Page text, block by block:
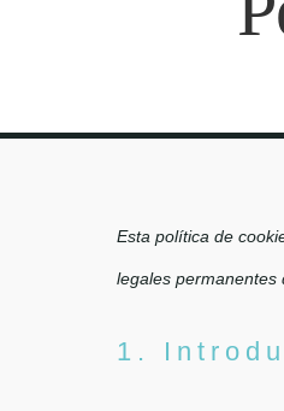
Beach
Esta política de
legales permanentes
1.